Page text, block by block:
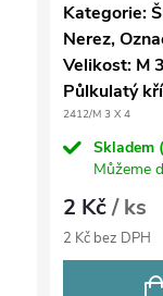
Kategorie:
Nerez,
Velikost: M
Půlkulatý
2412/M 3 X 4
Skladem
Můžeme
2 Kč/ ks
2 Kč bez DPH